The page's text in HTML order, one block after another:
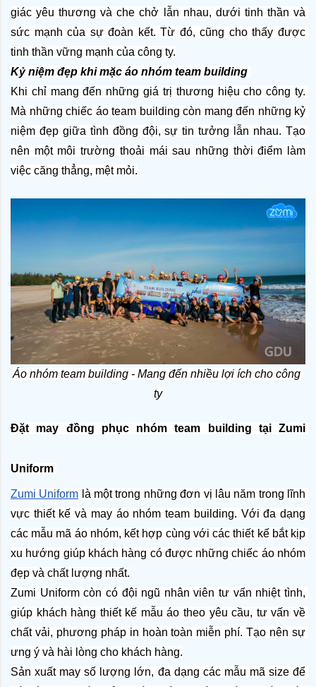
giác yêu thương và che chở lẫn nhau, dưới tinh thần và
sức mạnh của sự đoàn kết. Từ đó, cũng cho thấy được
tinh thần vững mạnh của công ty.
Kỷ niệm đẹp khi mặc áo nhóm team building
Khi chỉ mang đến những giá trị thương hiệu cho công ty.
Mà những chiếc áo team building còn mang đến những kỷ
niệm đẹp giữa tình đồng đội, sự tin tưởng lẫn nhau. Tạo
nên một môi trường thoải mái sau những thời điểm làm
việc căng thẳng, mệt mỏi.
Áo nhóm team building - Mang đến nhiều lợi ích cho công
ty
Đặt may đồng phục nhóm team building tại Zumi
Uniform
Zumi Uniform là một trong những đơn vị lâu năm trong lĩnh
vực thiết kế và may áo nhóm team building. Với đa dạng
các mẫu mã áo nhóm, kết hợp cùng với các thiết kế bắt kịp
xu hướng giúp khách hàng có được những chiếc áo nhóm
đẹp và chất lượng nhất.
Zumi Uniform còn có đội ngũ nhân viên tư vấn nhiệt tình,
giúp khách hàng thiết kế mẫu áo theo yêu cầu, tư vấn về
chất vải, phương pháp in hoàn toàn miễn phí. Tạo nên sự
ưng ý và hài lòng cho khách hàng.
Sản xuất may số lượng lớn, đa dạng các mẫu mã size để